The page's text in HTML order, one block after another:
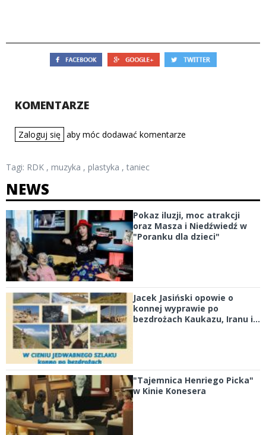
KOMENTARZE
Zaloguj się aby móc dodawać komentarze
Tagi: RDK , muzyka , plastyka , taniec
NEWS
Pokaz iluzji, moc atrakcji
oraz Masza i Niedźwiedź w
"Poranku dla dzieci"
Jacek Jasiński opowie o
konnej wyprawie po
bezdrożach Kaukazu, Iranu i...
"Tajemnica Henriego Picka"
w Kinie Konesera